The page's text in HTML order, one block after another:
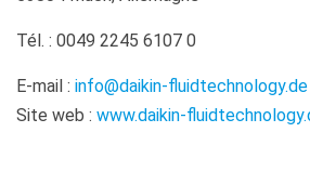
Tél. : 0049 2245 6107 0
E-mail : info@daikin-fluidtechnology.de
Site web : www.daikin-